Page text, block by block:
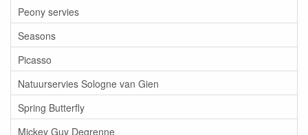
Peony servies
Seasons
Picasso
Natuurservies Sologne van Gien
Spring Butterfly
Mickey Guy Degrenne